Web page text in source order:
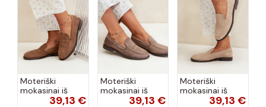
Moteriški
mokasinai iš
dirbtinės39,13 €
Moteriški
mokasinai iš
dirbtinės39,13 €
Moteriški
mokasinai iš
dirbtinės39,13 €